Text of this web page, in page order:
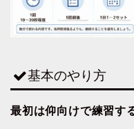
基本のやり方
最初は仰向けで練習す